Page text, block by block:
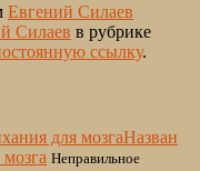
Евгений Силаев
Силаев в рубрике
ссылку.
Назван
Неправильное